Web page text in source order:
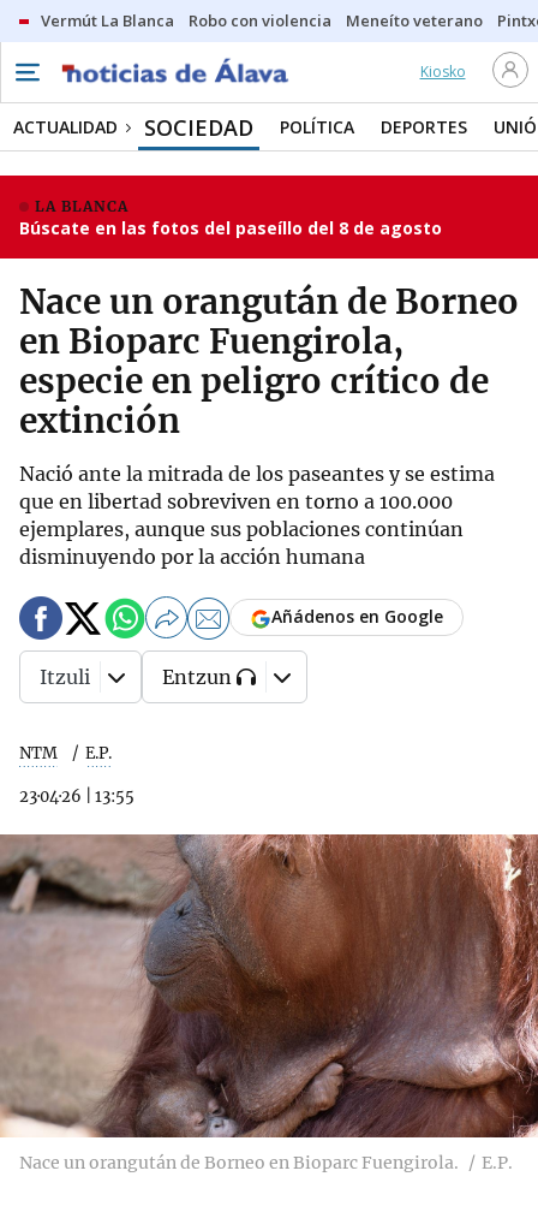
Vermút La Blanca Robo con violencia Meneíto veterano
Kiosko
ACTUALIDAD SOCIEDAD POLÍTICA DEPORTES
LA BLANCA
Búscate en las fotos del paseíllo del 8 de agosto
Nace un orangután de Borneo
en Bioparc Fuengirola,
especie en peligro crítico de
extinción
Nació ante la mitrada de los paseantes y se estima
que en libertad sobreviven en torno a 100.000
ejemplares, aunque sus poblaciones continúan
disminuyendo por la acción humana
NTM E.P.
23·04·26 13:55
Añádenos en Google
Itzuli Entzun
Nace un orangután de Borneo en Bioparc Fuengirola. E.P.